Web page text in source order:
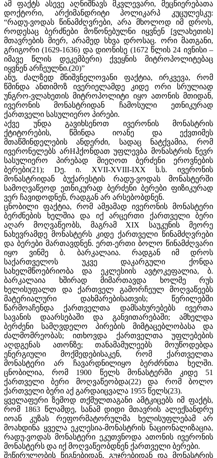
ამ ფაქტს ასევე აღნიშნავს მკვლევარი, მეცნიერებათა
დოქტორი, არქიმანდრიტი პოლიკარპ კუცულესკუ:
“რადუ-ვოდას წინამძღვრები, არა მხოლოდ იმ დროს,
როდესაც ბერძნები მოწონებულნი იყვნენ [ვლახეთის]
მთავრების მიერ, არამედ სხვა დროსაც. ორი მათგანი,
გრიგორი (1629-1636) და დიონისე (1672 წლის 24 ივნისი –
იმავე წლის დეკემბერი) ქვეყნის მიტროპოლიტებაც
იყვნენ არჩეულნი.(20)”
ანუ, ძალზედ მნიშვნელოვანი ფაქტია, ირკვევა, რომ
წმინდა ანთიმოზ ივერიელამდე კიდე ორი სრულიად
უნგრო-ვლახეთის მიტროპოლიტი იყო ათონის მთიდან,
ივერონის მონასტრიდან ჩამოსული ეთნიკურად
ქართველი სასულიერო პირები.
აქვე უნდა გავიხსენოთ ივერონის მონასტრის
ქტიტორების, წმინდა იოანე და ექვთიმეს
მთაწმინდელების ანდერძი, სადაც ნატქვამია, რომ
ივერონელებს არHჰქონდათ უფლევბა მონასტრის წევრ
სასულიერო პირებად მიეღოთ ბერძენი ეროვნების
ბერები(21); Dე. ი. XVII-XVIII-IXX ს.ს. ივერონის
მონასტრიდან ბუქარესტის რადუ-ვოდას მონასტერში
სამოღვაწეოდ ეთნიკურად ბერძენი ბერები ფიზიკურად
ვერ ჩავიდოდნენ, რადგან არ არსებობდნენ.
ცნობილი ფაქტია, რომ ამჟამად ივერონის მონასტერი
ბერძნების ხელშია და იქ არცერთი ქართველი ბერი
აღარ მოღვაწეობს, მაგრამ XIX საუკუნის მეორე
ნახევრამდე მონასტერს კიდე ქართველი წინამძღვრები
და ბერები მართავდნენ. ერთ-ერთი ბოლო წინამძღვარი
იყო ვინმე ბ. ბარკალაია. რადგან იმ დროს
საქართველოს უკვე დაკარგული ქონდა
სახელმწოებრიობა და ეკლესიის ავტოკეფალია, ბ.
ბარკალაია ხშირად მიმართავდა ხოლმე რუს
ხელისუფალთ და ქართველ გამორჩეულ მოღვაწეებს
მატერიალური დახმარებისათვის; წერილებში
წარმოაჩენდა ქართველთა დამსახურებებს ივერთა
სავანის დაარსებაში და განვითარებაში; ამხელდა
ბერძენი სამღვდელო პირების მიმტაცებლობასა და
ძალმომრეობას; ითხოვდა ქართველთა უფლებების
აღდგენას ათონზე; თანამამულეებს მოუწოდებდა
ენერგიული მოქმედებისაკენ, რომ ქართველთა
მონასტერი არ ჩავარდნილიყო ბერძრნთა ხელში.
ცნობილია, რომ 1900 წელს მონასტერში კიდე 51
ქართველი ბერი მოღვაწეობდა(22) და რომ ბოლო
ქართველი ბერი აქ გარდაიცვალა 1955 წელს(23).
ყველაფერი ზემოდ თქმულთაგანი ამტკიცებს იმ ფაქტს,
რომ 1863 წლამდე, სანამ დიდი მთავრის ალექსანდრუ
იოან კუზას რეფორმატორულმა ხელისუფლებამ არ
მოახდინა ყველა ეკლესია-მონასტრის ნაციონალიზაცია,
რადუ-ვოდას მონასტერი ეკუთვნოდა ათონის ივერონის
მონასტერს და იქ მოღვაწეობდნენ ქართველი ბერები.
შეწირულობის წიგნებიდან, გუჯრებიდან და მონასტრის